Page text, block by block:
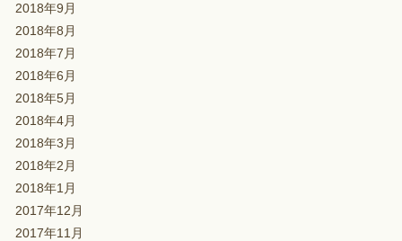
2018年9月
2018年8月
2018年7月
2018年6月
2018年5月
2018年4月
2018年3月
2018年2月
2018年1月
2017年12月
2017年11月